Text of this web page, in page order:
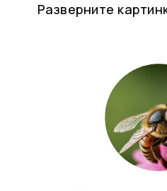
Разверните